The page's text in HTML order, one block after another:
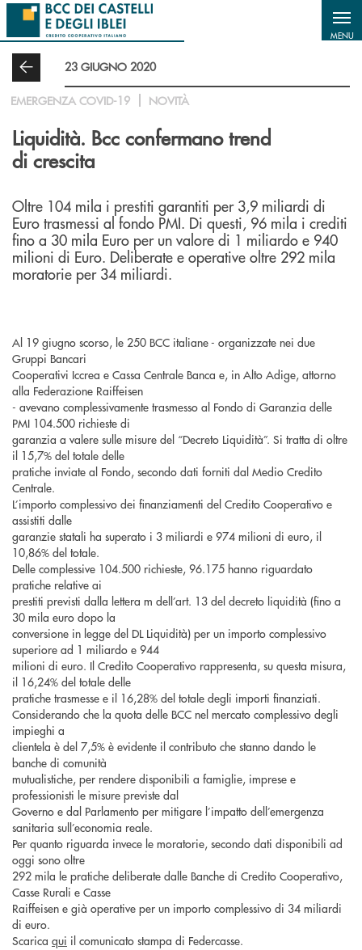
Salta al contenuto principale
MENU
23 GIUGNO 2020
EMERGENZA COVID-19 NOVITÀ
Liquidità. Bcc confermano trend
di crescita
Oltre 104 mila i prestiti garantiti per 3,9 miliardi di
Euro trasmessi al fondo PMI. Di questi, 96 mila i crediti
fino a 30 mila Euro per un valore di 1 miliardo e 940
milioni di Euro. Deliberate e operative oltre 292 mila
moratorie per 34 miliardi.
Al 19 giugno scorso, le 250 BCC italiane - organizzate nei due
Gruppi Bancari
Cooperativi Iccrea e Cassa Centrale Banca e, in Alto Adige, attorno
alla Federazione Raiffeisen
- avevano complessivamente trasmesso al Fondo di Garanzia delle
PMI 104.500 richieste di
garanzia a valere sulle misure del “Decreto Liquidità”. Si tratta di oltre
il 15,7% del totale delle
pratiche inviate al Fondo, secondo dati forniti dal Medio Credito
Centrale.
L’importo complessivo dei finanziamenti del Credito Cooperativo e
assistiti dalle
garanzie statali ha superato i 3 miliardi e 974 milioni di euro, il
10,86% del totale.
Delle complessive 104.500 richieste, 96.175 hanno riguardato
pratiche relative ai
prestiti previsti dalla lettera m dell’art. 13 del decreto liquidità (fino a
30 mila euro dopo la
conversione in legge del DL Liquidità) per un importo complessivo
superiore ad 1 miliardo e 944
milioni di euro. Il Credito Cooperativo rappresenta, su questa misura,
il 16,24% del totale delle
pratiche trasmesse e il 16,28% del totale degli importi finanziati.
Considerando che la quota delle BCC nel mercato complessivo degli
impieghi a
clientela è del 7,5% è evidente il contributo che stanno dando le
banche di comunità
mutualistiche, per rendere disponibili a famiglie, imprese e
professionisti le misure previste dal
Governo e dal Parlamento per mitigare l’impatto dell’emergenza
sanitaria sull’economia reale.
Per quanto riguarda invece le moratorie, secondo dati disponibili ad
oggi sono oltre
292 mila le pratiche deliberate dalle Banche di Credito Cooperativo,
Casse Rurali e Casse
Raiffeisen e già operative per un importo complessivo di 34 miliardi
di euro.
Scarica qui il comunicato stampa di Federcasse.